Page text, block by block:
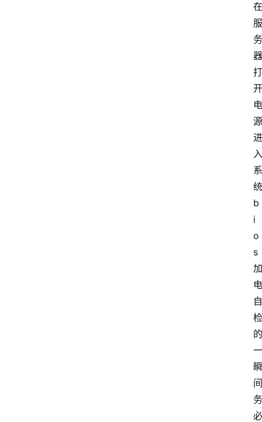
在
服
务
器
打
开
电
源
进
入
系
统
b
i
o
s
加
电
自
检
的
一
瞬
间
务
必